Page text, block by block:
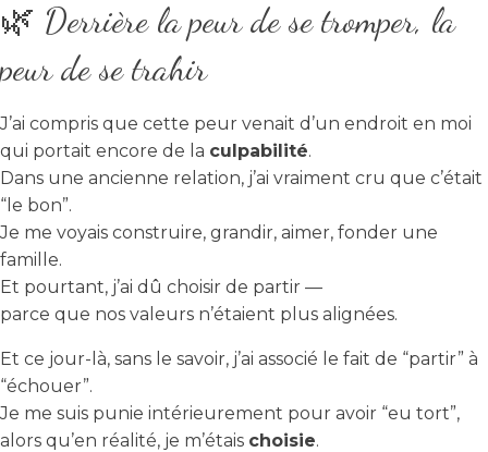
🌿 Derrière la peur de se tromper, la
peur de se trahir
J’ai compris que cette peur venait d’un endroit en moi
qui portait encore de la culpabilité.
Dans une ancienne relation, j’ai vraiment cru que c’était
“le bon”.
Je me voyais construire, grandir, aimer, fonder une
famille.
Et pourtant, j’ai dû choisir de partir —
parce que nos valeurs n’étaient plus alignées.
Et ce jour-là, sans le savoir, j’ai associé le fait de “partir” à
“échouer”.
Je me suis punie intérieurement pour avoir “eu tort”,
alors qu’en réalité, je m’étais choisie.